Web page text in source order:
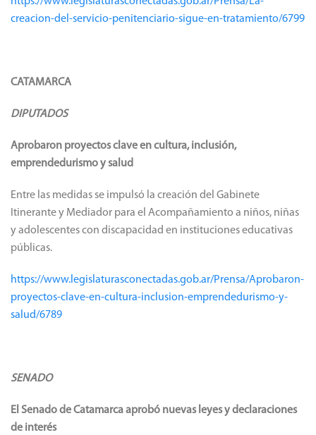
creacion-del-servicio-penitenciario-sigue-en-tratamiento/6799
CATAMARCA
DIPUTADOS
Aprobaron proyectos clave en cultura, inclusión,
emprendedurismo y salud
Entre las medidas se impulsó la creación del Gabinete
Itinerante y Mediador para el Acompañamiento a niños, niñas
y adolescentes con discapacidad en instituciones educativas
públicas.
https://www.legislaturasconectadas.gob.ar/Prensa/Aprobaron-
proyectos-clave-en-cultura-inclusion-emprendedurismo-y-
salud/6789
SENADO
El Senado de Catamarca aprobó nuevas leyes y declaraciones
de interés